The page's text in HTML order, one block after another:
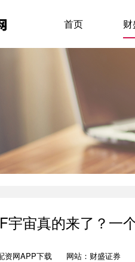
首页
宇宙真的来了？一
资网APP下载 网站：财盛证券